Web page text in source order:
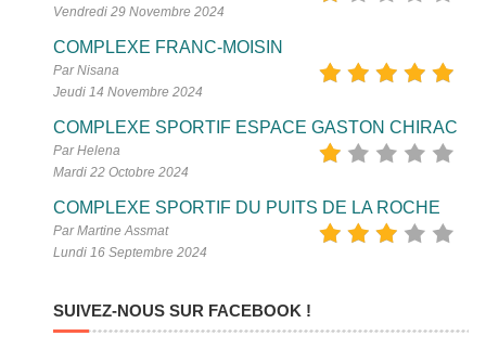
Vendredi 29 Novembre 2024
COMPLEXE FRANC-MOISIN
Par Nisana
Jeudi 14 Novembre 2024
COMPLEXE SPORTIF ESPACE GASTON CHIRAC
Par Helena
Mardi 22 Octobre 2024
COMPLEXE SPORTIF DU PUITS DE LA ROCHE
Par Martine Assmat
Lundi 16 Septembre 2024
SUIVEZ-NOUS SUR FACEBOOK !